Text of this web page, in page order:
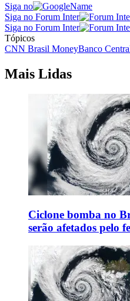
Siga no
Siga no Forum Inter
Siga no Forum Inter
Tópicos
CNN Brasil MoneyBanco
Mais Lidas
Ciclone bomba no
serão afetados pelo